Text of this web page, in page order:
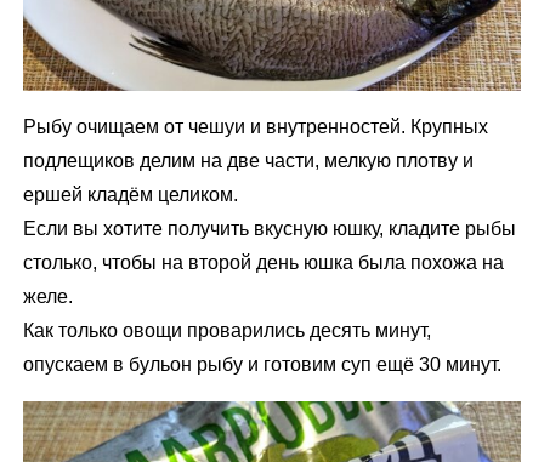
Рыбу очищаем от чешуи и внутренностей. Крупных
подлещиков делим на две части, мелкую плотву и
ершей кладём целиком.
Если вы хотите получить вкусную юшку, кладите рыбы
столько, чтобы на второй день юшка была похожа на
желе.
Как только овощи проварились десять минут,
опускаем в бульон рыбу и готовим суп ещё 30 минут.